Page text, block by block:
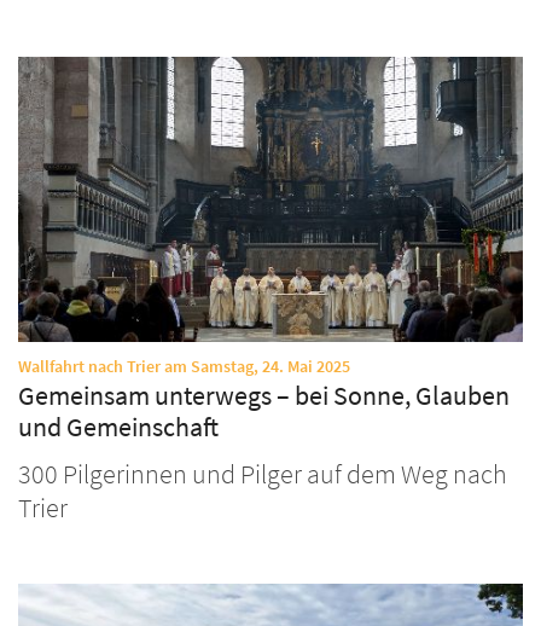
Wallfahrt nach Trier am Samstag, 24. Mai 2025:
Gemeinsam unterwegs – bei Sonne, Glauben
und Gemeinschaft
300 Pilgerinnen und Pilger auf dem Weg nach
Trier